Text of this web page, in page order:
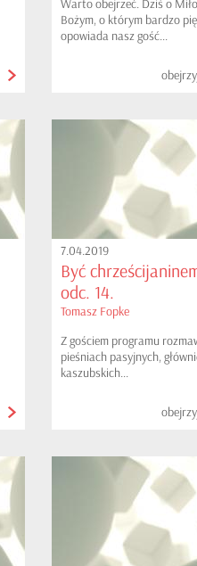
Warto obejrzeć. Dziś o
Bożym, o którym bardzo
opowiada nasz gość...
7.04.2019
Być
odc. 14.
Tomasz Fopke
Z gościem programu
pieśniach pasyjnych,
kaszubskich...